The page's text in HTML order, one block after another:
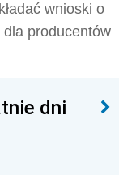
wnioski o
producentów
dni